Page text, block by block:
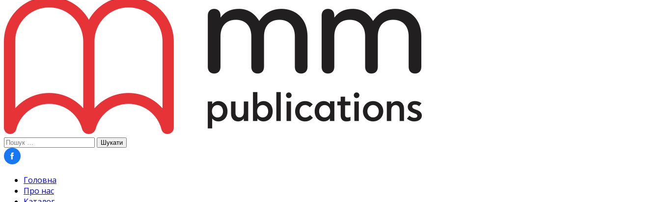
Пошук:
Головна
Про нас